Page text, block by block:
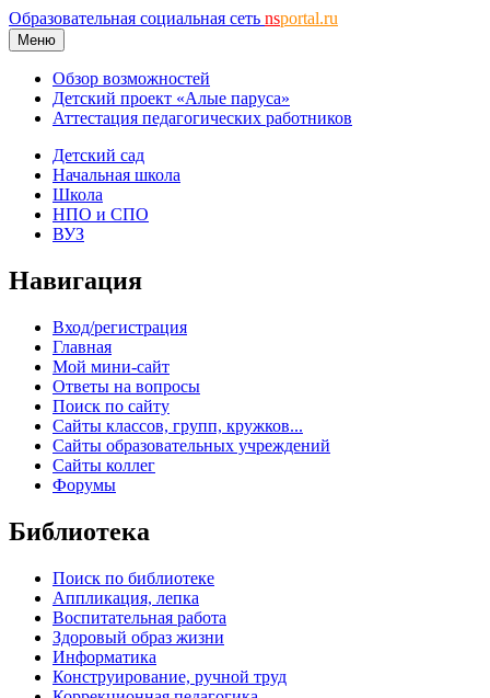
Образовательная социальная сеть nsportal.ru
Меню
Обзор возможностей
Детский проект «Алые паруса»
Аттестация педагогических работников
Детский сад
Начальная школа
Школа
НПО и СПО
ВУЗ
Навигация
Вход/регистрация
Главная
Мой мини-сайт
Ответы на вопросы
Поиск по сайту
Сайты классов, групп, кружков...
Сайты образовательных учреждений
Сайты коллег
Форумы
Библиотека
Поиск по библиотеке
Аппликация, лепка
Воспитательная работа
Здоровый образ жизни
Информатика
Конструирование, ручной труд